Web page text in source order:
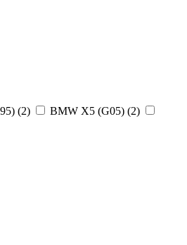
(2) BMW X5 (G05) (2)